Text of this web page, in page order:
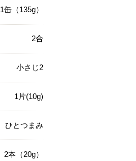
1缶（135g）
2合
小さじ2
1片(10g)
ひとつまみ
2本（20g）